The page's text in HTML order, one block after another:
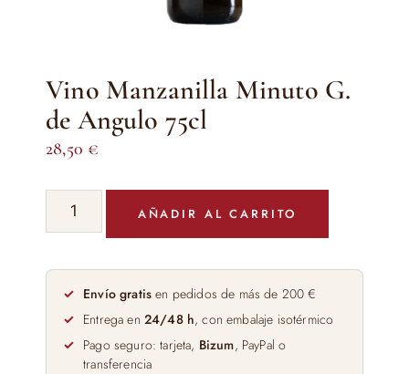
Vino Manzanilla Minuto G.
de Angulo 75cl
28,50 €
Vino
Manzanilla
G.
Angulo
75cl
cantidad
AÑADIR AL CARRITO
Envío gratis en pedidos de más de 200 €
Entrega en 24/48 h, con embalaje isotérmico
Pago seguro: tarjeta, Bizum, PayPal o
transferencia